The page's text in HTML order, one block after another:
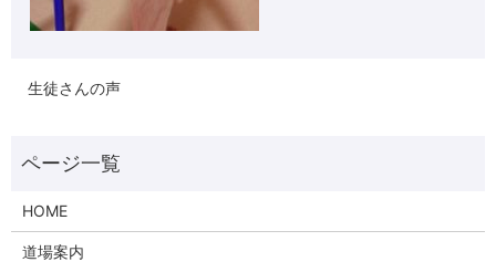
生徒さんの声
HOME
道場案内